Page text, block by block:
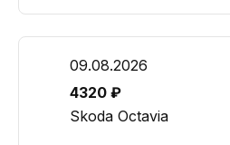
09.08.2026
4320 ₽
Skoda Octavia